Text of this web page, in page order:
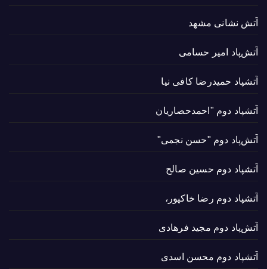
آتش نشانی مشهد
آتش‌پاد امیر حسامی
آتشپاد حميدرضا کافی نیا
آتشپاد دوم "احمدحصاریان
آتش‌پاد دوم "حسن نجمی"
آتشپاد دوم حسین صالح
آتشپاد دوم رضا خاکپور،
آتش‌پاد دوم مجید فرهادی
آتشپاد دوم محسن اسدی